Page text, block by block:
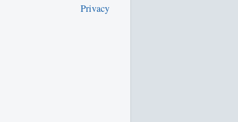
Privacy